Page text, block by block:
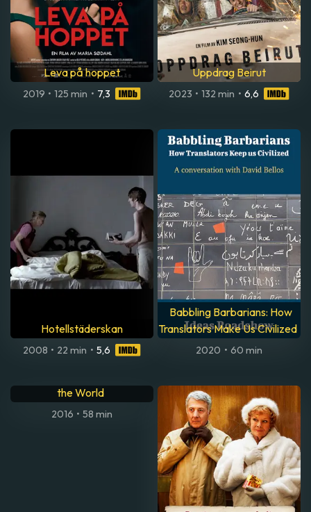
Motorway
2012 • 90 min • 5,9
The Villainess
2017 • 129 min • 6,6
Leva på hoppet
2019 • 125 min • 7,3
Uppdrag Beirut
2023 • 132 min • 6,6
Babbling Barbarians: How